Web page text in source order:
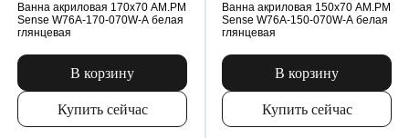
Ванна акриловая 170x70 AM.PM
Sense W76A-170-070W-A белая
глянцевая
В корзину
Купить сейчас
Ванна акриловая 150x70 AM.PM
Sense W76A-150-070W-A белая
глянцевая
В корзину
Купить сейчас